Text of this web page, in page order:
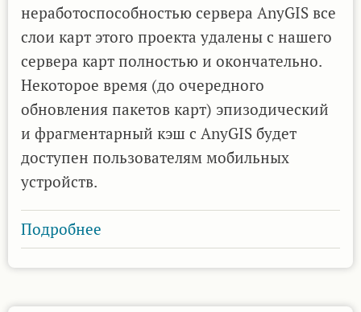
неработоспособностью сервера AnyGIS все
слои карт этого проекта удалены с нашего
сервера карт полностью и окончательно.
Некоторое время (до очередного
обновления пакетов карт) эпизодический
и фрагментарный кэш с AnyGIS будет
доступен пользователям мобильных
устройств.
Подробнее
Техническое
по